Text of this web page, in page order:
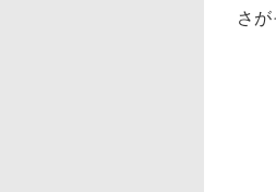
さ